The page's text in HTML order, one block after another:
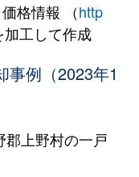
格情報 （http
加工して作成
事例（2023年1
郡上野村の一戸